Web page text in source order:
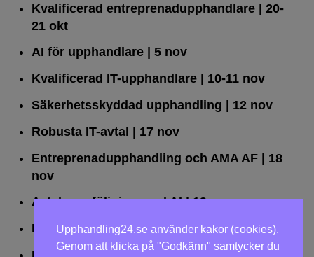
Kvalificerad entreprenad­upphandlare | 20-
21 okt
AI för upphandlare| 5 nov
Kvalificerad IT-upphandlare| 10-11 nov
Säkerhetsskyddad upphandling | 12 nov
Robusta IT-avtal | 17 nov
Entreprenadupphandling och AMA AF| 18
nov
Avtalsuppföljning med AI| 19 nov
Leda upphandlingar effektivt| 25 nov
Upphandling24.se använder kakor (cookies).
Genom att klicka på "Godkänn" samtycker du